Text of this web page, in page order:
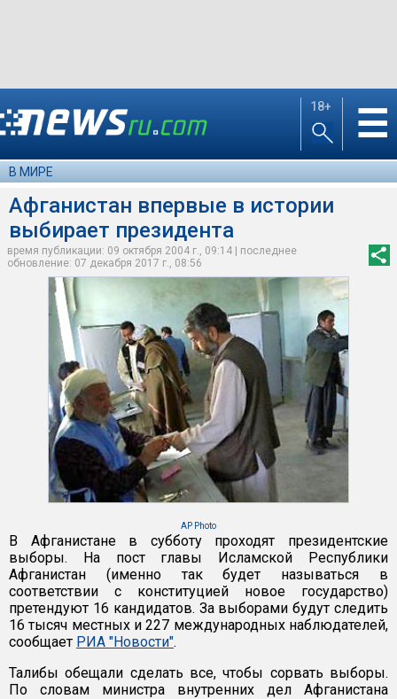
18+ ☰
В МИРЕ
Афганистан впервые в истории
выбирает президента
время публикации: 09 октября 2004 г., 09:14 | последнее
обновление: 07 декабря 2017 г., 08:56
AP Photo
В Афганистане в субботу проходят президентские
выборы. На пост главы Исламской Республики
Афганистан (именно так будет называться в
соответствии с конституцией новое государство)
претендуют 16 кандидатов. За выборами будут следить
16 тысяч местных и 227 международных наблюдателей,
сообщает РИА "Новости".
Талибы обещали сделать все, чтобы сорвать выборы.
По словам министра внутренних дел Афганистана